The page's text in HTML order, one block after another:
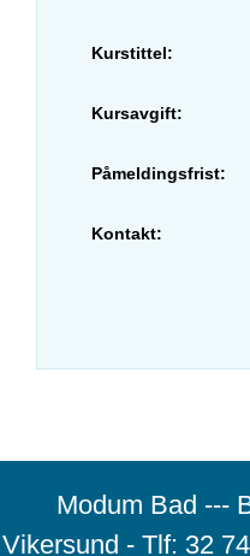
Kurstittel:
Kursavgift:
Påmeldingsfrist:
Kontakt:
Modum Bad ---
Vikersund - Tlf: 32